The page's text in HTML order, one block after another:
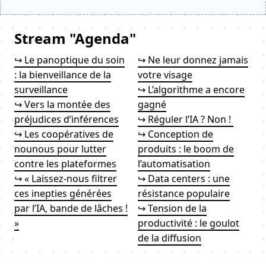
Stream "Agenda"
↪ Le panoptique du soin
: la bienveillance de la
surveillance
↪ Vers la montée des
préjudices d’inférences
↪ Les coopératives de
nounous pour lutter
contre les plateformes
↪ « Laissez-nous filtrer
ces inepties générées
par l’IA, bande de lâches !
»
↪ Ne leur donnez jamais
votre visage
↪ L’algorithme a encore
gagné
↪ Réguler l’IA ? Non !
↪ Conception de
produits : le boom de
l’automatisation
↪ Data centers : une
résistance populaire
↪ Tension de la
productivité : le goulot
de la diffusion